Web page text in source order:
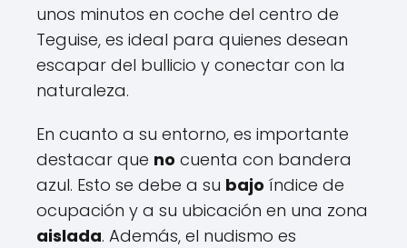
unos minutos en coche del centro de
Teguise, es ideal para quienes desean
escapar del bullicio y conectar con la
naturaleza.
En cuanto a su entorno, es importante
destacar que no cuenta con bandera
azul. Esto se debe a su bajo índice de
ocupación y a su ubicación en una zona
aislada. Además, el nudismo es